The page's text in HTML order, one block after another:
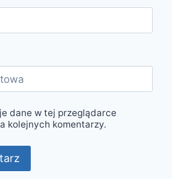
dane w tej przeglądarce
kolejnych komentarzy.